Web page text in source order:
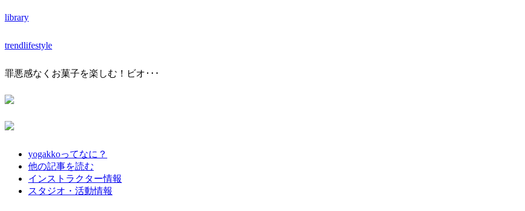
library
trendlifestyle
罪悪感なくお菓子を楽しむ！ビオ･･･
yogakkoってなに？
他の記事を読む
インストラクター情報
スタジオ・活動情報